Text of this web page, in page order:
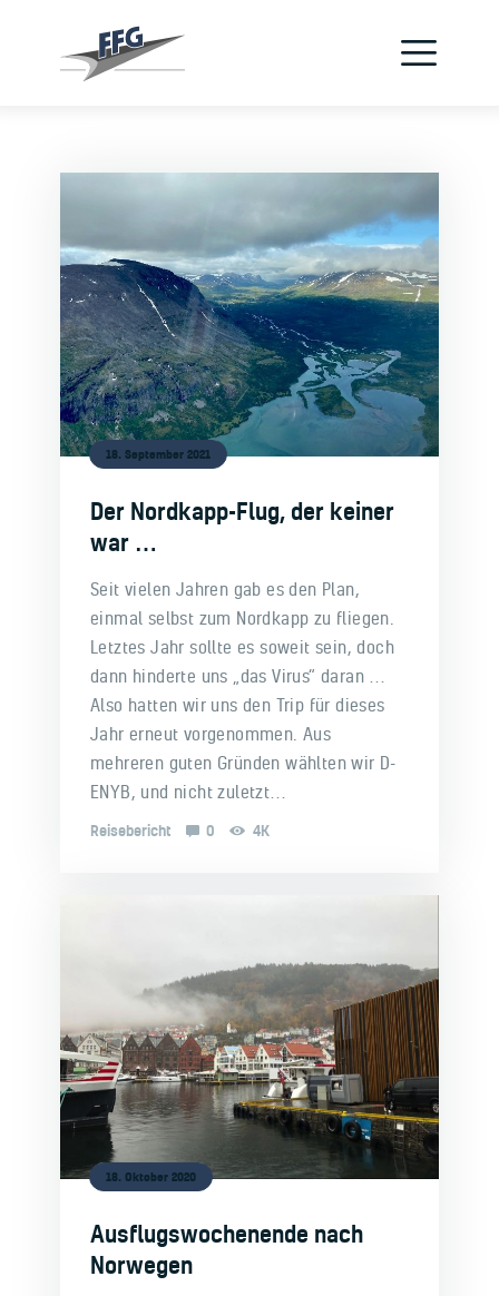
Verein
Jetzt Pilot werden
Schnupperflug
Flugschule
Kontakt
18. September 2021
Der Nordkapp-Flug, der keiner
war …
Seit vielen Jahren gab es den Plan,
einmal selbst zum Nordkapp zu fliegen.
Letztes Jahr sollte es soweit sein, doch
dann hinderte uns „das Virus“ daran …
Also hatten wir uns den Trip für dieses
Jahr erneut vorgenommen. Aus
mehreren guten Gründen wählten wir D-
ENYB, und nicht zuletzt…
Reisebericht 0 4K
18. Oktober 2020
Ausflugswochenende nach
Norwegen